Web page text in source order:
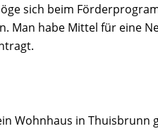
sich beim
Man habe Mittel für eine
Wohnhaus in Thuisbrunn